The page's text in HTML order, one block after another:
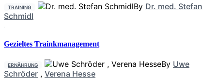
TRAINING By Dr. med. Stefan
Schmidl
Gezieltes Trainkmanagement
ERNÄHRUNG By Uwe
Schröder , Verena Hesse